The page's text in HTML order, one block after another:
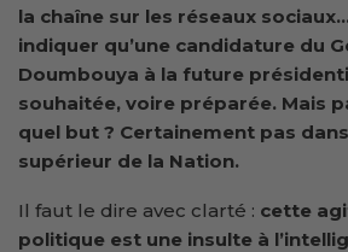
la chaîne sur les réseaux
indiquer qu’une candidature du
Doumbouya à la future
souhaitée, voire préparée. Mais
quel but ? Certainement pas
supérieur de la Nation.
Il faut le dire avec clarté : cette
politique est une insulte à